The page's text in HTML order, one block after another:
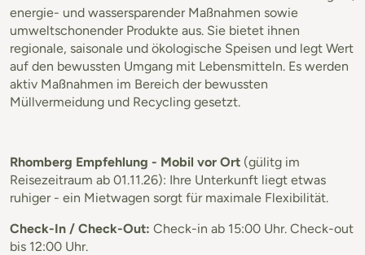
energie- und wassersparender Maßnahmen sowie
umweltschonender Produkte aus. Sie bietet ihnen
regionale, saisonale und ökologische Speisen und legt Wert
auf den bewussten Umgang mit Lebensmitteln. Es werden
aktiv Maßnahmen im Bereich der bewussten
Müllvermeidung und Recycling gesetzt.
Rhomberg Empfehlung - Mobil vor Ort (gülitg im
Reisezeitraum ab 01.11.26): Ihre Unterkunft liegt etwas
ruhiger - ein Mietwagen sorgt für maximale Flexibilität.
Check-In / Check-Out: Check-in ab 15:00 Uhr. Check-out
bis 12:00 Uhr.